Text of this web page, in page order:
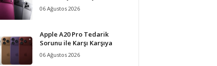
06 Ağustos 2026
Apple A20 Pro Tedarik
Sorunu ile Karşı Karşıya
06 Ağustos 2026